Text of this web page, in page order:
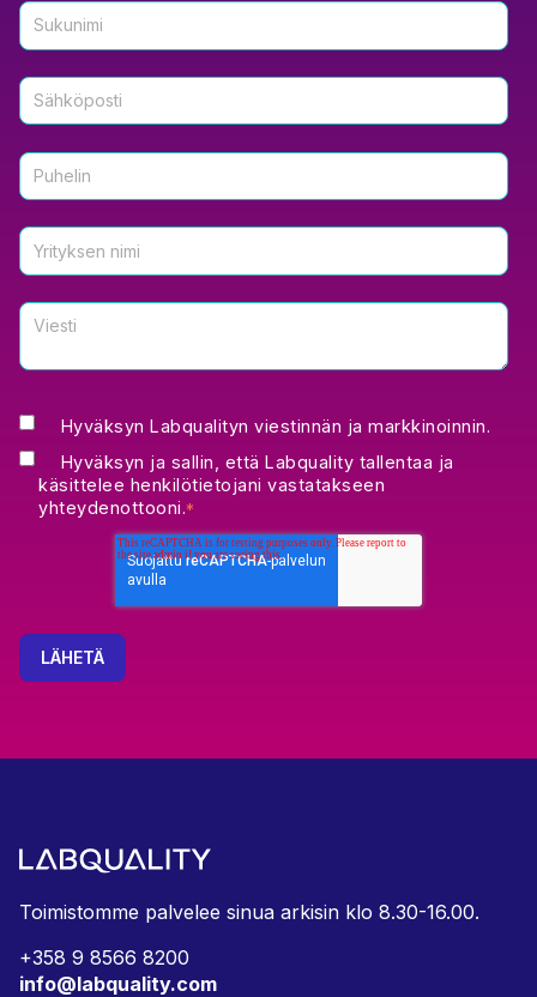
Hyväksyn Labqualityn viestinnän ja markkinoinnin.
Hyväksyn ja sallin, että Labquality tallentaa ja
käsittelee henkilötietojani vastatakseen
yhteydenottooni.*
Toimistomme palvelee sinua arkisin klo 8.30-16.00.
+358 9 8566 8200
info@labquality.com